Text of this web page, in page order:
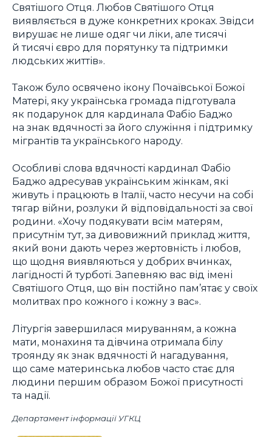
Святішого Отця. Любов Святішого Отця
виявляється в дуже конкретних кроках. Звідси
вирушає не лише одяг чи ліки, але тисячі
й тисячі євро для порятунку та підтримки
людських життів».
Також було освячено ікону Почаївської Божої
Матері, яку українська громада підготувала
як подарунок для кардинала Фабіо Баджо
на знак вдячності за його служіння і підтримку
мігрантів та українського народу.
Особливі слова вдячності кардинал Фабіо
Баджо адресував українським жінкам, які
живуть і працюють в Італії, часто несучи на собі
тягар війни, розлуки й відповідальності за свої
родини. «Хочу подякувати всім матерям,
присутнім тут, за дивовижний приклад життя,
який вони дають через жертовність і любов,
що щодня виявляються у добрих вчинках,
лагідності й турботі. Запевняю вас від імені
Святішого Отця, що він постійно пам’ятає у своїх
молитвах про кожного і кожну з вас».
Літургія завершилася мируванням, а кожна
мати, монахиня та дівчина отримала білу
троянду як знак вдячності й нагадування,
що саме материнська любов часто стає для
людини першим образом Божої присутності
та надії.
Департамент інформації УГКЦ